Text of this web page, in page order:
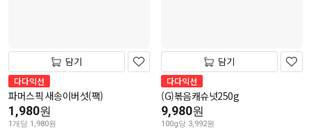
담기
다다익선
파머스픽 새송이버섯(팩)
1,980원
1개당 1,980원
담기
다다익선
(G)볶음캐슈넛250g
9,980원
100g당 3,992원